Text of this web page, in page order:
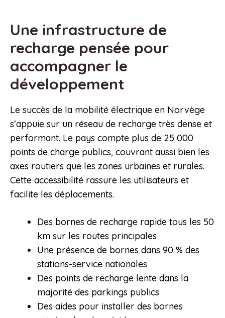
Une infrastructure de
recharge pensée pour
accompagner le
développement
Le succès de la mobilité électrique en Norvège
s’appuie sur un réseau de recharge très dense et
performant. Le pays compte plus de 25 000
points de charge publics, couvrant aussi bien les
axes routiers que les zones urbaines et rurales.
Cette accessibilité rassure les utilisateurs et
facilite les déplacements.
Des bornes de recharge rapide tous les 50
km sur les routes principales
Une présence de bornes dans 90 % des
stations-service nationales
Des points de recharge lente dans la
majorité des parkings publics
Des aides pour installer des bornes